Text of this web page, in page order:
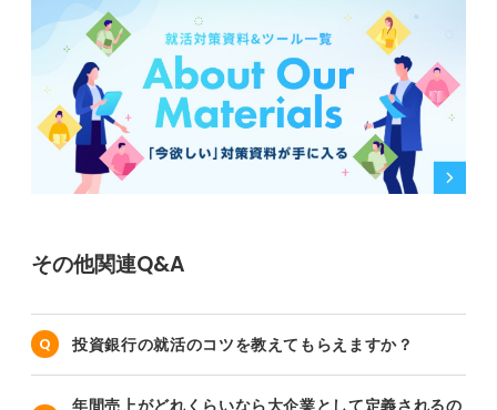
その他関連Q&A
投資銀行の就活のコツを教えてもらえますか？
年間売上がどれくらいなら大企業として定義されるの